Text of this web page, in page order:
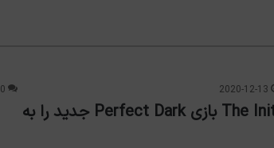
2020-12-13
0
استودیو The Initiative بازی Perfect Dark جدید را به